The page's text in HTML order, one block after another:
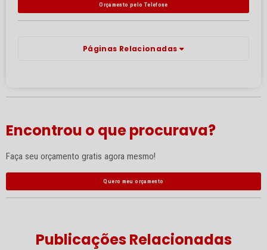
Orçamento pelo Telefone
Páginas Relacionadas
Encontrou o que procurava?
Faça seu orçamento gratis agora mesmo!
Quero meu orçamento
Publicações Relacionadas